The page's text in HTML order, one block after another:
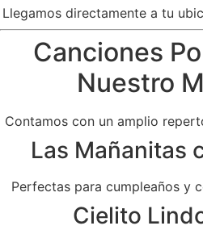
Llegamos directamente a tu
Canciones
Nuestro
Contamos con un amplio
Las Mañanitas
Perfectas para cumpleaños y
Cielito